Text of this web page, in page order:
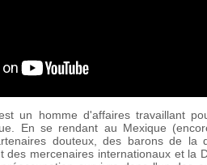
un homme d'affaires travaillant
En se rendant au Mexique
douteux, des barons de la
des mercenaires internationaux et la